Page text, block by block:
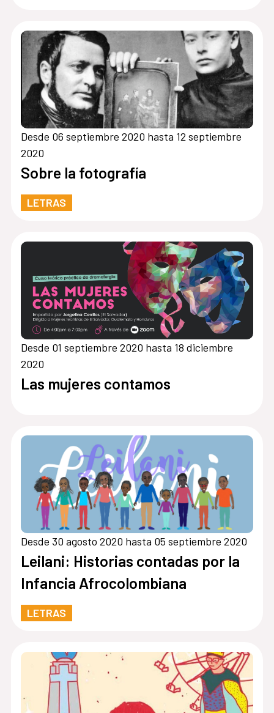
Desde 06 septiembre 2020 hasta 12 septiembre
2020
Sobre la fotografía
LETRAS
Desde 01 septiembre 2020 hasta 18 diciembre
2020
Las mujeres contamos
Desde 30 agosto 2020 hasta 05 septiembre 2020
Leilani: Historias contadas por la
Infancia Afrocolombiana
LETRAS